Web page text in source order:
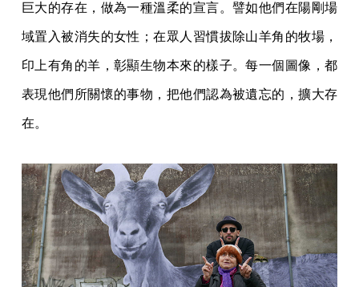
巨大的存在，做為一種溫柔的宣言。譬如他們在陽剛場
域置入被消失的女性；在眾人習慣拔除山羊角的牧場，
印上有角的羊，彰顯生物本來的樣子。每一個圖像，都
表現他們所關懷的事物，把他們認為被遺忘的，擴大存
在。